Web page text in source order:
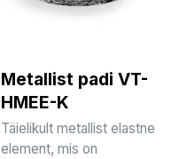
Metallist padi VT-
HMEE-K
Täielikult metallist elastne
element, mis on